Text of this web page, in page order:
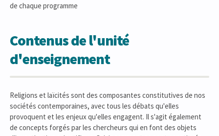
de chaque programme
Contenus de l'unité
d'enseignement
Religions et laïcités sont des composantes constitutives de nos
sociétés contemporaines, avec tous les débats qu'elles
provoquent et les enjeux qu'elles engagent. Il s'agit également
de concepts forgés par les chercheurs qui en font des objets